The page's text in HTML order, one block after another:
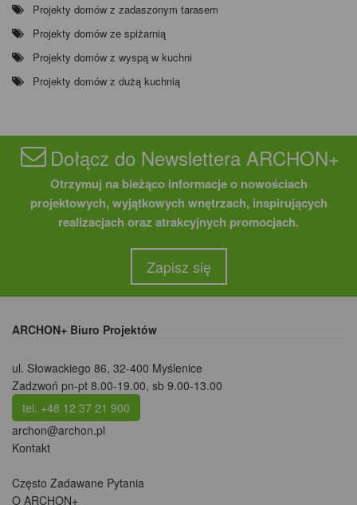
Projekty domów z zadaszonym tarasem
Projekty domów ze spiżarnią
Projekty domów z wyspą w kuchni
Projekty domów z dużą kuchnią
Dołącz do Newslettera ARCHON+
Otrzymuj na bieżąco informacje o nowościach
projektowych, wyjątkowych wnętrzach, inspirujących
realizacjach oraz atrakcyjnych promocjach.
Zapisz się
ARCHON+ Biuro Projektów
ul. Słowackiego 86, 32-400 Myślenice
Zadzwoń pn-pt 8.00-19.00, sb 9.00-13.00
tel. +48 12 37 21 900
archon@archon.pl
Kontakt
Często Zadawane Pytania
O ARCHON+